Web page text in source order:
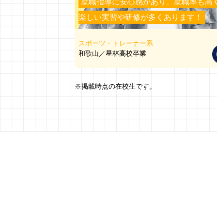
就職指導に安心感があり、就職率も高
楽しい実習や研修が多くあります！
スポーツ・トレーナー系
和歌山／星林高校卒業
※掲載時点の在校生です。